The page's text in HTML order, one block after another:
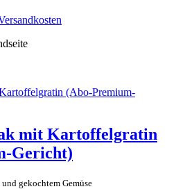
mit Kartoffelgratin
Gericht)
gekochtem Gemüse